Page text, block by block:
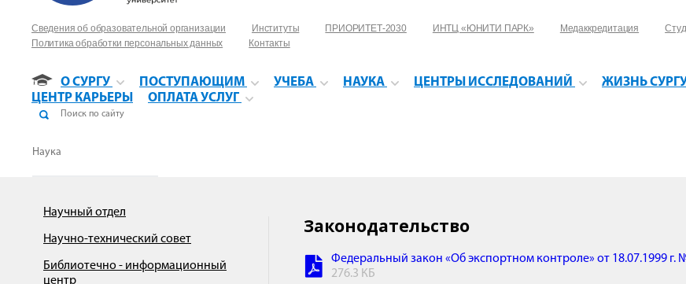
Сведения об образовательной организации Институты ПРИОРИТЕТ-2030 ИНТЦ «ЮНИТИ ПАРК» Медаккредитация
Политика обработки персональных данных
Контакты
О СУРГУ ПОСТУПАЮЩИМ УЧЕБА НАУКА ЦЕНТРЫ ИССЛЕДОВАНИЙ ЖИЗНЬ
ЦЕНТР КАРЬЕРЫ
ОПЛАТА УСЛУГ
Наука
Научный отдел
Научно-технический совет
Библиотечно - информационный
центр
Законодательство
Федеральный закон «Об экспортном контроле» от 18.07.1999 г.
276.3 КБ